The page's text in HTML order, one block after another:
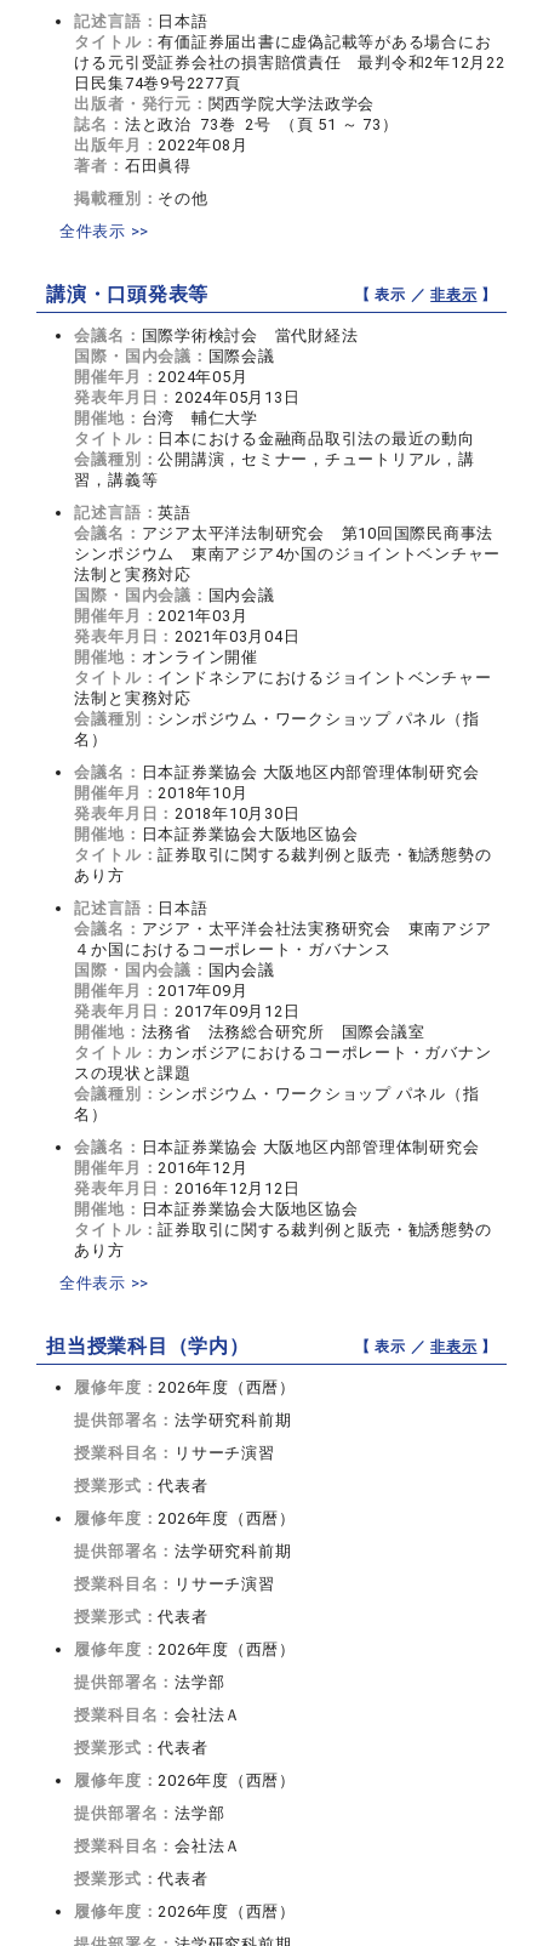
記述言語： 日本語
タイトル：有価証券届出書に虚偽記載等がある場合にお
ける元引受証券会社の損害賠償責任 最判令和2年12月22
日民集74巻9号2277頁
出版者・発行元： 関西学院大学法政学会
誌名： 法と政治 73巻 2号 （頁 51 ～ 73）
出版年月：2022年08月
著者： 石田眞得
掲載種別： その他
全件表示 >>
講演・口頭発表等 【 表示 ／非表示 】
会議名： 国際学術検討会 當代財経法
国際・国内会議： 国際会議
開催年月：2024年05月
発表年月日：2024年05月13日
開催地： 台湾 輔仁大学
タイトル： 日本における金融商品取引法の最近の動向
会議種別：公開講演，セミナー，チュートリアル，講
習，講義等
記述言語：英語
会議名： アジア太平洋法制研究会 第10回国際民商事法
シンポジウム 東南アジア4か国のジョイントベンチャー
法制と実務対応
国際・国内会議： 国内会議
開催年月：2021年03月
発表年月日：2021年03月04日
開催地： オンライン開催
タイトル： インドネシアにおけるジョイントベンチャー
法制と実務対応
会議種別： シンポジウム・ワークショップ パネル（指
名）
会議名： 日本証券業協会 大阪地区内部管理体制研究会
開催年月：2018年10月
発表年月日：2018年10月30日
開催地： 日本証券業協会大阪地区協会
タイトル：証券取引に関する裁判例と販売・勧誘態勢の
あり方
記述言語： 日本語
会議名： アジア・太平洋会社法実務研究会 東南アジア
４か国におけるコーポレート・ガバナンス
国際・国内会議： 国内会議
開催年月：2017年09月
発表年月日：2017年09月12日
開催地： 法務省 法務総合研究所 国際会議室
タイトル： カンボジアにおけるコーポレート・ガバナン
スの現状と課題
会議種別： シンポジウム・ワークショップ パネル（指
名）
会議名： 日本証券業協会 大阪地区内部管理体制研究会
開催年月：2016年12月
発表年月日：2016年12月12日
開催地： 日本証券業協会大阪地区協会
タイトル：証券取引に関する裁判例と販売・勧誘態勢の
あり方
全件表示 >>
担当授業科目（学内） 【 表示 ／非表示 】
履修年度：2026年度（西暦）
提供部署名：法学研究科前期
授業科目名： リサーチ演習
授業形式：代表者
履修年度：2026年度（西暦）
提供部署名：法学研究科前期
授業科目名： リサーチ演習
授業形式：代表者
履修年度：2026年度（西暦）
提供部署名：法学部
授業科目名：会社法Ａ
授業形式：代表者
履修年度：2026年度（西暦）
提供部署名：法学部
授業科目名：会社法Ａ
授業形式：代表者
履修年度：2026年度（西暦）